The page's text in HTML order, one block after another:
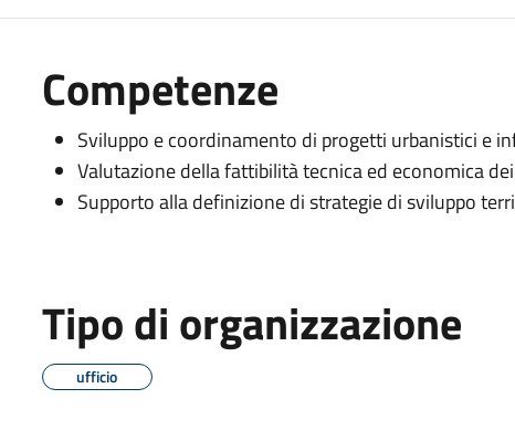
Competenze
Sviluppo e coordinamento di progetti urbanistici e
Valutazione della fattibilità tecnica ed economica
Supporto alla definizione di strategie di sviluppo
Tipo di organizzazione
ufficio